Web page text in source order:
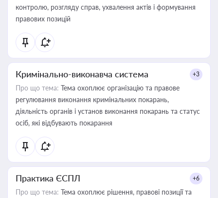
контролю, розгляду справ, ухвалення актів і формування
правових позицій
Кримінально-виконавча система +3
Про що тема: Тема охоплює організацію та правове
регулювання виконання кримінальних покарань,
діяльність органів і установ виконання покарань та статус
осіб, які відбувають покарання
Практика ЄСПЛ +6
Про що тема: Тема охоплює рішення, правові позиції та